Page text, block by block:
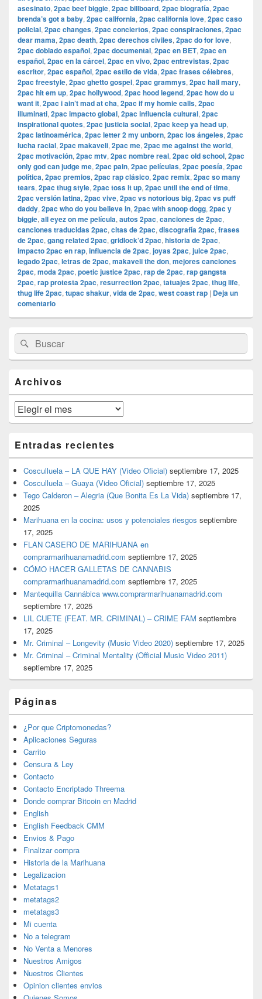
asesinato, 2pac beef biggie, 2pac billboard, 2pac biografía, 2pac
brenda’s got a baby, 2pac california, 2pac california love, 2pac caso
policial, 2pac changes, 2pac conciertos, 2pac conspiraciones, 2pac
dear mama, 2pac death, 2pac derechos civiles, 2pac do for love,
2pac doblado español, 2pac documental, 2pac en BET, 2pac en
español, 2pac en la cárcel, 2pac en vivo, 2pac entrevistas, 2pac
escritor, 2pac español, 2pac estilo de vida, 2pac frases célebres,
2pac freestyle, 2pac ghetto gospel, 2pac grammys, 2pac hail mary,
2pac hit em up, 2pac hollywood, 2pac hood legend, 2pac how do u
want it, 2pac i ain’t mad at cha, 2pac if my homie calls, 2pac
illuminati, 2pac impacto global, 2pac influencia cultural, 2pac
inspirational quotes, 2pac justicia social, 2pac keep ya head up,
2pac latinoamérica, 2pac letter 2 my unborn, 2pac los ángeles, 2pac
lucha racial, 2pac makaveli, 2pac me, 2pac me against the world,
2pac motivación, 2pac mtv, 2pac nombre real, 2pac old school, 2pac
only god can judge me, 2pac pain, 2pac películas, 2pac poesía, 2pac
política, 2pac premios, 2pac rap clásico, 2pac remix, 2pac so many
tears, 2pac thug style, 2pac toss it up, 2pac until the end of time,
2pac versión latina, 2pac vive, 2pac vs notorious big, 2pac vs puff
daddy, 2pac who do you believe in, 2pac with snoop dogg, 2pac y
biggie, all eyez on me película, autos 2pac, canciones de 2pac,
canciones traducidas 2pac, citas de 2pac, discografía 2pac, frases
de 2pac, gang related 2pac, gridlock’d 2pac, historia de 2pac,
impacto 2pac en rap, influencia de 2pac, joyas 2pac, juice 2pac,
legado 2pac, letras de 2pac, makaveli the don, mejores canciones
2pac, moda 2pac, poetic justice 2pac, rap de 2pac, rap gangsta
2pac, rap protesta 2pac, resurrection 2pac, tatuajes 2pac, thug life,
thug life 2pac, tupac shakur, vida de 2pac, west coast rap | Deja un
comentario
área
de
widget
lateral
primaria
Buscar
por:
Buscar
Archivos
Archivos
Entradas recientes
Cosculluela – LA QUE HAY (Video Oficial) septiembre 17, 2025
Cosculluela – Guaya (Video Oficial) septiembre 17, 2025
Tego Calderon – Alegria (Que Bonita Es La Vida) septiembre 17,
2025
Marihuana en la cocina: usos y potenciales riesgos septiembre
17, 2025
FLAN CASERO DE MARIHUANA en
comprarmarihuanamadrid.com septiembre 17, 2025
CÓMO HACER GALLETAS DE CANNABIS
comprarmarihuanamadrid.com septiembre 17, 2025
Mantequilla Cannábica www.comprarmarihuanamadrid.com
septiembre 17, 2025
LIL CUETE (FEAT. MR. CRIMINAL) – CRIME FAM septiembre
17, 2025
Mr. Criminal – Longevity (Music Video 2020) septiembre 17, 2025
Mr. Criminal – Criminal Mentality (Official Music Video 2011)
septiembre 17, 2025
Páginas
¿Por que Criptomonedas?
Aplicaciones Seguras
Carrito
Censura & Ley
Contacto
Contacto Encriptado Threema
Donde comprar Bitcoin en Madrid
English
English Feedback CMM
Envios & Pago
Finalizar compra
Historia de la Marihuana
Legalizacion
Metatags1
metatags2
metatags3
Mi cuenta
No a telegram
No Venta a Menores
Nuestros Amigos
Nuestros Clientes
Opinion clientes envios